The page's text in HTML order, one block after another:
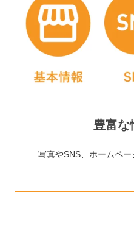
豊富な
写真やSNS、ホームペー